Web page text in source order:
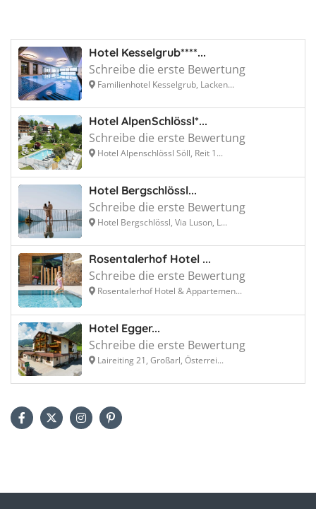
Hotel Kesselgrub****...
Schreibe die erste Bewertung
Familienhotel Kesselgrub, Lacken...
Hotel AlpenSchlössl*...
Schreibe die erste Bewertung
Hotel Alpenschlössl Söll, Reit 1...
Hotel Bergschlössl...
Schreibe die erste Bewertung
Hotel Bergschlössl, Via Luson, L...
Rosentalerhof Hotel ...
Schreibe die erste Bewertung
Rosentalerhof Hotel & Appartemen...
Hotel Egger...
Schreibe die erste Bewertung
Laireiting 21, Großarl, Österrei...